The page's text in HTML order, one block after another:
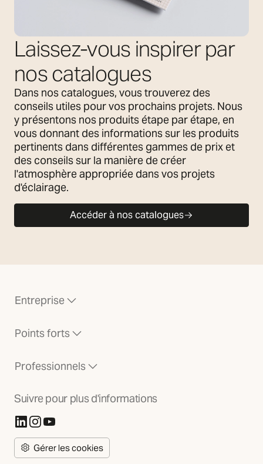
Laissez-vous inspirer par
nos catalogues
Dans nos catalogues, vous trouverez des
conseils utiles pour vos prochains projets. Nous
y présentons nos produits étape par étape, en
vous donnant des informations sur les produits
pertinents dans différentes gammes de prix et
des conseils sur la manière de créer
l'atmosphère appropriée dans vos projets
d'éclairage.
Accéder à nos catalogues
Entreprise
Points forts
Professionnels
Suivre pour plus d'informations
(S'ouvre dans un nouvel onglet)
(S'ouvre dans un nouvel onglet)
(S'ouvre dans un nouvel onglet)
Gérer les cookies